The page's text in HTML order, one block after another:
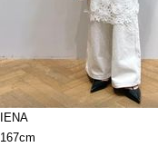
IENA
167cm